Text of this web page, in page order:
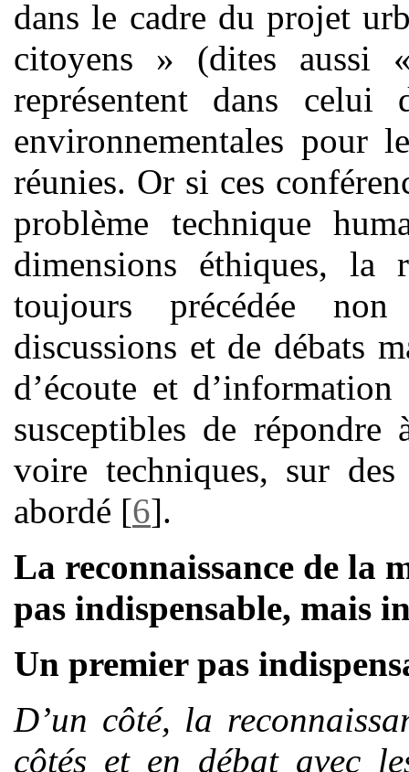
dans le cadre du projet
citoyens » (dites aussi
représentent dans celui
environnementales pour
réunies. Or si ces
problème technique
dimensions éthiques,
toujours précédée
discussions et de débats
d’écoute et d’information
susceptibles de répondre
voire techniques, sur
abordé [6].
La reconnaissance de la
pas indispensable, mais
Un premier pas
D’un côté, la
côtés et en débat avec